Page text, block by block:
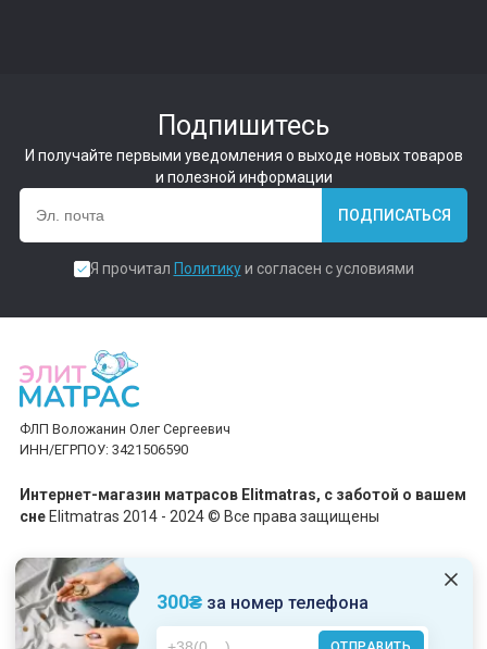
300₴за номер телефона
Подпишитесь
И получайте первыми уведомления о выходе новых товаров
и полезной информации
ПОДПИСАТЬСЯ
Я прочитал Политикуи согласен с условиями
ФЛП Воложанин Олег Сергеевич
ИНН/ЕГРПОУ: 3421506590
Интернет-магазин матрасов Elitmatras, c заботой о вашем
сне Elitmatras 2014 - 2024 © Все права защищены
Принимаем платежи